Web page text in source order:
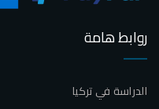
روابط هامة
الدراسة في تركيا